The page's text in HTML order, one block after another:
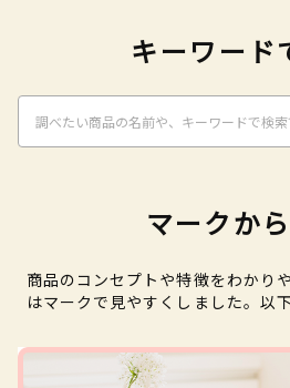
キーワード
マークか
商品のコンセプトや特徴をわかり
はマークで見やすくしました。以